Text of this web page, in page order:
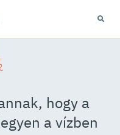
hogy a
a vízben